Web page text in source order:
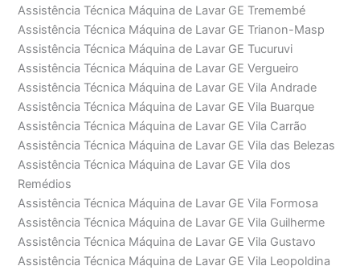
Assistência Técnica Máquina de Lavar GE Tremembé
Assistência Técnica Máquina de Lavar GE Trianon-Masp
Assistência Técnica Máquina de Lavar GE Tucuruvi
Assistência Técnica Máquina de Lavar GE Vergueiro
Assistência Técnica Máquina de Lavar GE Vila Andrade
Assistência Técnica Máquina de Lavar GE Vila Buarque
Assistência Técnica Máquina de Lavar GE Vila Carrão
Assistência Técnica Máquina de Lavar GE Vila das Belezas
Assistência Técnica Máquina de Lavar GE Vila dos
Remédios
Assistência Técnica Máquina de Lavar GE Vila Formosa
Assistência Técnica Máquina de Lavar GE Vila Guilherme
Assistência Técnica Máquina de Lavar GE Vila Gustavo
Assistência Técnica Máquina de Lavar GE Vila Leopoldina